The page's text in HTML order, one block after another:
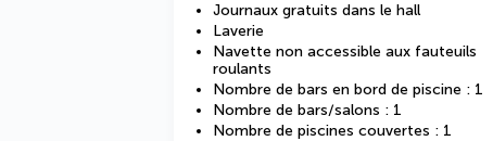
Journaux gratuits dans le hall
Laverie
Navette non accessible aux fauteuils
roulants
Nombre de bars en bord de piscine : 1
Nombre de bars/salons : 1
Nombre de piscines couvertes : 1